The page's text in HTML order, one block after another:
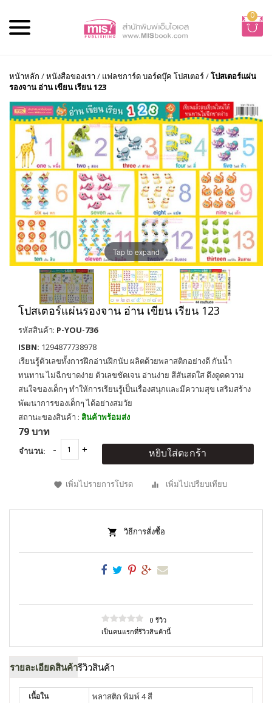
0
หน้าหลัก /หนังสือของเรา / แฟลชการ์ด บอร์ดบุ๊ค โปสเตอร์/โปสเตอร์แผ่น
รองจาน อ่าน เขียน เรียน 123
Tap to expand
โปสเตอร์แผ่นรองจาน อ่าน เขียน เรียน 123
รหัสสินค้า: P-YOU-736
ISBN: 1294877738978
เรียนรู้ตัวเลขทั้งการฝึกอ่านฝึกนับ ผลิตด้วยพลาสติกอย่างดี กันน้ำ
ทนทาน ไม่ฉีกขาดง่าย ตัวเลขชัดเจน อ่านง่าย สีสันสดใส ดึงดูดความ
สนใจของเด็กๆ ทำให้การเรียนรู้เป็นเรื่องสนุกและมีความสุข เสริมสร้าง
พัฒนาการของเด็กๆ ได้อย่างสมวัย
สถานะของสินค้า : สินค้าพร้อมส่ง
79 บาท
จำนวน: หยิบใส่ตะกร้า
เพิ่มไปรายการโปรด เพิ่มไปเปรียบเทียบ
วิธีการสั่งซื้อ
0 รีวิว
เป็นคนแรกที่รีวิวสินค้านี้
รายละเอียดสินค้ารีวิวสินค้า
เนื้อใน พลาสติก พิมพ์ 4 สี